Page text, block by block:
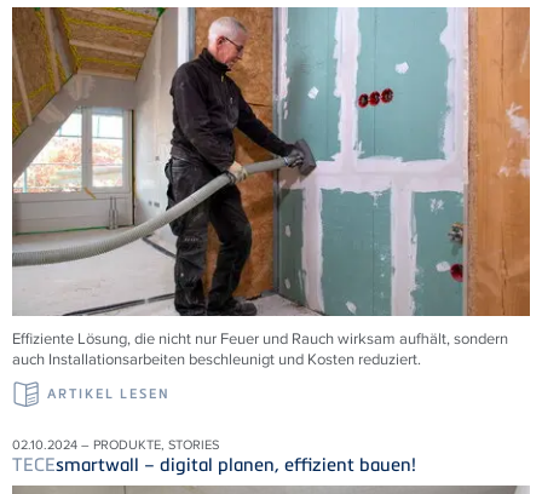
Effiziente Lösung, die nicht nur Feuer und Rauch wirksam aufhält, sondern
auch Installationsarbeiten beschleunigt und Kosten reduziert.
ARTIKEL LESEN
02.10.2024 – PRODUKTE, STORIES
TECEsmartwall – digital planen, effizient bauen!